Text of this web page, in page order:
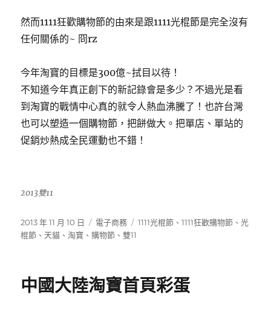
然而1111狂歡購物節的由來是跟1111光棍節是完全沒有
任何關係的~ 冏rz
今年淘寶的目標是300億~拭目以待！
不知道今年真正創下的新記錄會是多少？不過光是看
到淘寶的戰情中心真的就令人熱血沸騰了！也許台灣
也可以塑造一個購物節，把餅做大。把單店、單站的
促銷炒熱成全民運動也不錯！
2013雙11
發
佈
2013 年 11 月 10 日
分
類
電子商務
標
1111光棍節 、1111狂歡購物節 、光
棍節 、 天貓 、淘寶 、 購物節 、雙11
中國大陸淘寶首頁彩蛋